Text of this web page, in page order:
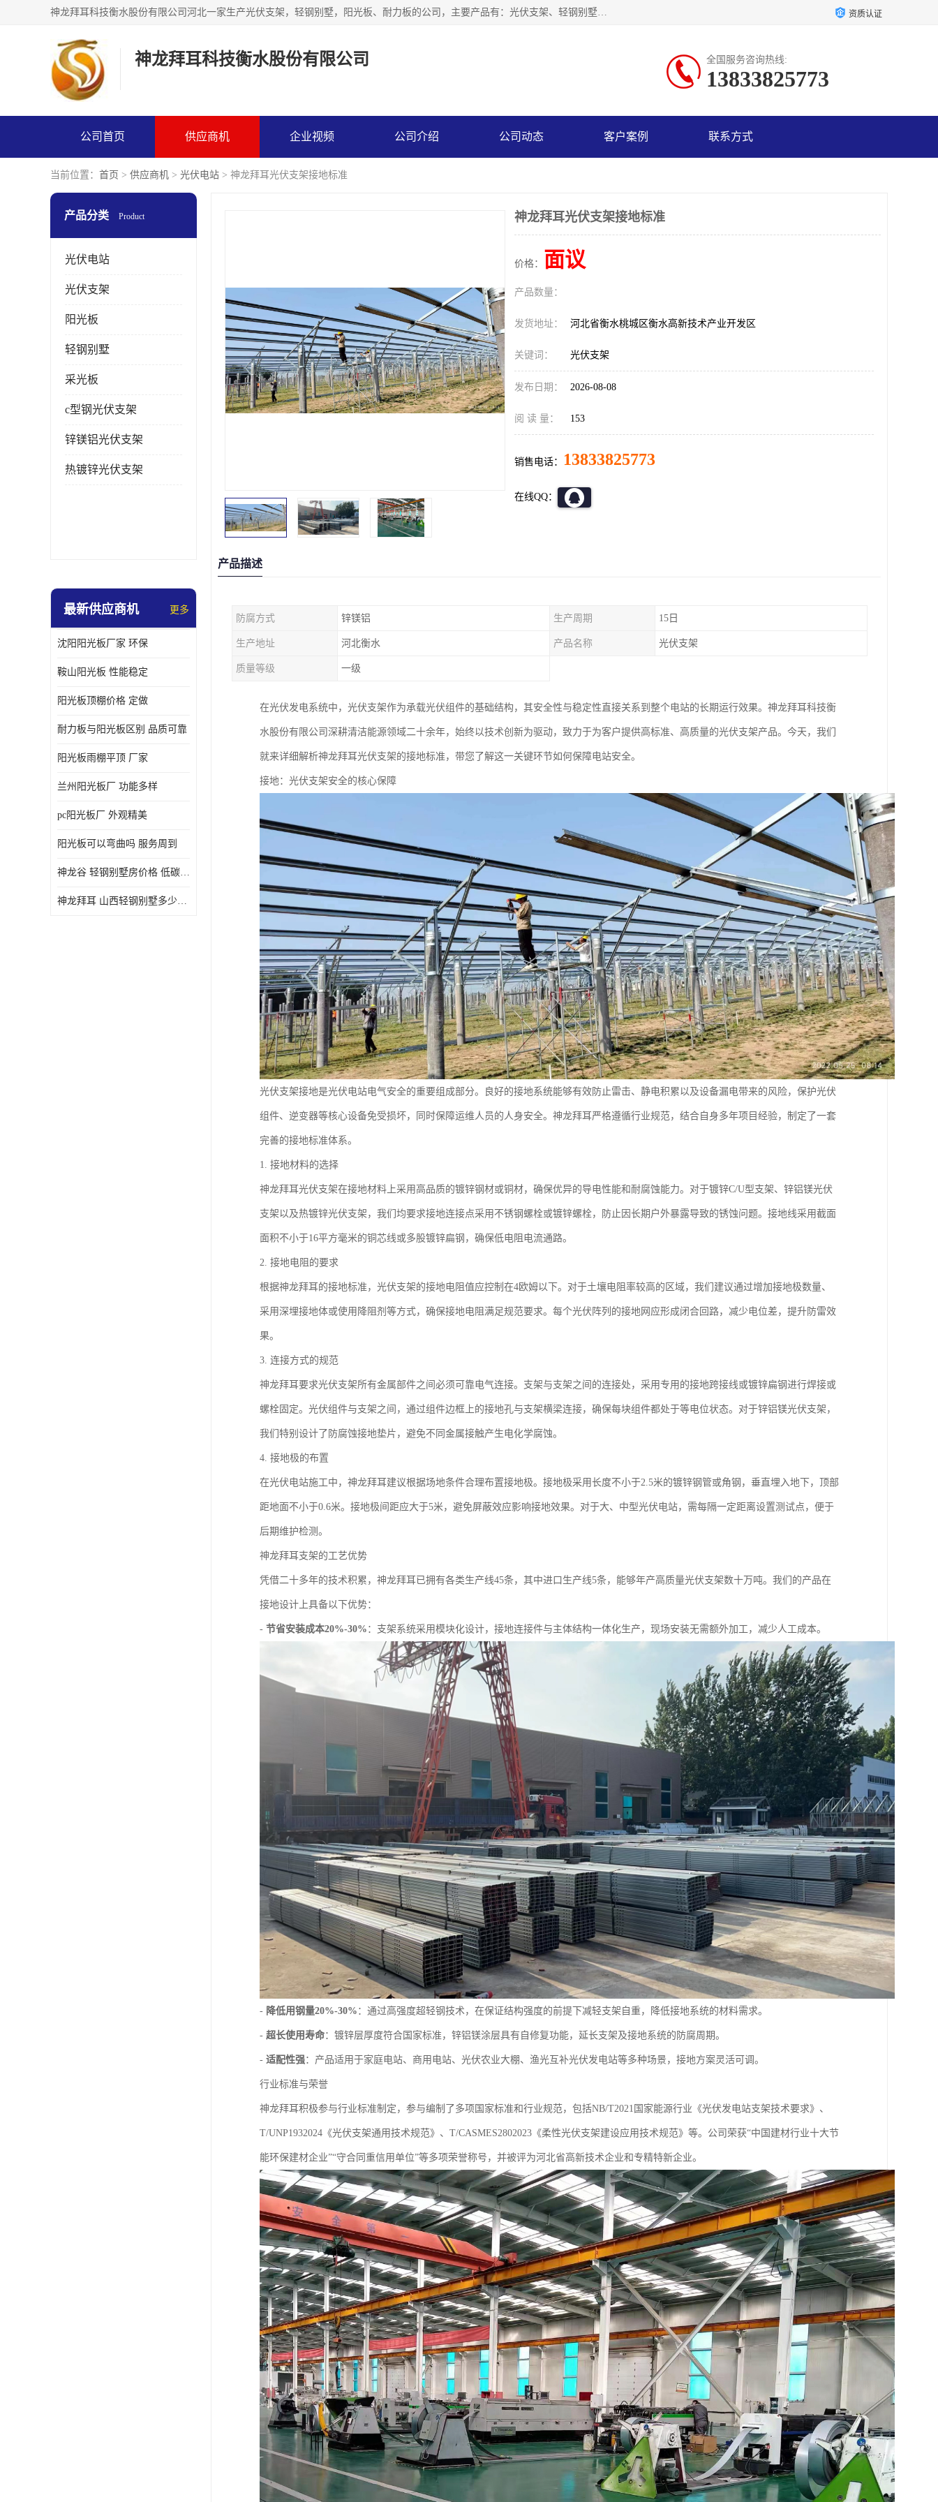
神龙拜耳科技衡水股份有限公司河北一家生产光伏支架，轻钢别墅，阳光板、耐力板的公司，主要产品有：光伏支架、轻钢别墅、阳光板、耐力板、采光板等，公司参与制定了多项标准。 资质认证
神龙拜耳科技衡水股份有限公司 全国服务咨询热线:
13833825773
公司首页 供应商机 企业视频 公司介绍 公司动态 客户案例 联系方式
当前位置： 首页 > 供应商机 > 光伏电站 > 神龙拜耳光伏支架接地标准
产品分类 Product
光伏电站
光伏支架
阳光板
轻钢别墅
采光板
c型钢光伏支架
锌镁铝光伏支架
热镀锌光伏支架
最新供应商机 更多
沈阳阳光板厂家 环保
鞍山阳光板 性能稳定
阳光板顶棚价格 定做
耐力板与阳光板区别 品质可靠
阳光板雨棚平顶 厂家
兰州阳光板厂 功能多样
pc阳光板厂 外观精美
阳光板可以弯曲吗 服务周到
神龙谷 轻钢别墅房价格 低碳环保
神龙拜耳 山西轻钢别墅多少钱 施工快捷
神龙拜耳光伏支架接地标准
价格： 面议
产品数量：
发货地址： 河北省衡水桃城区衡水高新技术产业开发区
关键词： 光伏支架
发布日期： 2026-08-08
阅 读 量： 153
销售电话： 13833825773
在线QQ：
产品描述
防腐方式 锌镁铝 生产周期 15日
生产地址 河北衡水 产品名称 光伏支架
质量等级 一级
在光伏发电系统中，光伏支架作为承载光伏组件的基础结构，其安全性与稳定性直接关系到整个电站的长期运行效果。神龙拜耳科技衡
水股份有限公司深耕清洁能源领域二十余年，始终以技术创新为驱动，致力于为客户提供高标准、高质量的光伏支架产品。今天，我们
就来详细解析神龙拜耳光伏支架的接地标准，带您了解这一关键环节如何保障电站安全。
接地：光伏支架安全的核心保障
光伏支架接地是光伏电站电气安全的重要组成部分。良好的接地系统能够有效防止雷击、静电积累以及设备漏电带来的风险，保护光伏
组件、逆变器等核心设备免受损坏，同时保障运维人员的人身安全。神龙拜耳严格遵循行业规范，结合自身多年项目经验，制定了一套
完善的接地标准体系。
1. 接地材料的选择
神龙拜耳光伏支架在接地材料上采用高品质的镀锌钢材或铜材，确保优异的导电性能和耐腐蚀能力。对于镀锌C/U型支架、锌铝镁光伏
支架以及热镀锌光伏支架，我们均要求接地连接点采用不锈钢螺栓或镀锌螺栓，防止因长期户外暴露导致的锈蚀问题。接地线采用截面
面积不小于16平方毫米的铜芯线或多股镀锌扁钢，确保低电阻电流通路。
2. 接地电阻的要求
根据神龙拜耳的接地标准，光伏支架的接地电阻值应控制在4欧姆以下。对于土壤电阻率较高的区域，我们建议通过增加接地极数量、
采用深埋接地体或使用降阻剂等方式，确保接地电阻满足规范要求。每个光伏阵列的接地网应形成闭合回路，减少电位差，提升防雷效
果。
3. 连接方式的规范
神龙拜耳要求光伏支架所有金属部件之间必须可靠电气连接。支架与支架之间的连接处，采用专用的接地跨接线或镀锌扁钢进行焊接或
螺栓固定。光伏组件与支架之间，通过组件边框上的接地孔与支架横梁连接，确保每块组件都处于等电位状态。对于锌铝镁光伏支架，
我们特别设计了防腐蚀接地垫片，避免不同金属接触产生电化学腐蚀。
4. 接地极的布置
在光伏电站施工中，神龙拜耳建议根据场地条件合理布置接地极。接地极采用长度不小于2.5米的镀锌钢管或角钢，垂直埋入地下，顶部
距地面不小于0.6米。接地极间距应大于5米，避免屏蔽效应影响接地效果。对于大、中型光伏电站，需每隔一定距离设置测试点，便于
后期维护检测。
神龙拜耳支架的工艺优势
凭借二十多年的技术积累，神龙拜耳已拥有各类生产线45条，其中进口生产线5条，能够年产高质量光伏支架数十万吨。我们的产品在
接地设计上具备以下优势：
- 节省安装成本20%-30% ：支架系统采用模块化设计，接地连接件与主体结构一体化生产，现场安装无需额外加工，减少人工成本。
- 降低用钢量20%-30% ：通过高强度超轻钢技术，在保证结构强度的前提下减轻支架自重，降低接地系统的材料需求。
- 超长使用寿命：镀锌层厚度符合国家标准，锌铝镁涂层具有自修复功能，延长支架及接地系统的防腐周期。
- 适配性强：产品适用于家庭电站、商用电站、光伏农业大棚、渔光互补光伏发电站等多种场景，接地方案灵活可调。
行业标准与荣誉
神龙拜耳积极参与行业标准制定，参与编制了多项国家标准和行业规范，包括NB/T2021国家能源行业《光伏发电站支架技术要求》、
T/UNP1932024《光伏支架通用技术规范》、T/CASMES2802023《柔性光伏支架建设应用技术规范》等。公司荣获“中国建材行业十大节
能环保建材企业”“守合同重信用单位”等多项荣誉称号，并被评为河北省高新技术企业和专精特新企业。